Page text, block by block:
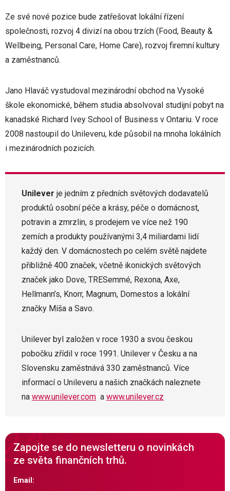
Ze své nové pozice bude zatřešovat lokální řízení
společnosti, rozvoj 4 divizí na obou trzích (Food, Beauty &
Wellbeing, Personal Care, Home Care), rozvoj firemní kultury
a zaměstnanců.
Jano Hlaváč vystudoval mezinárodní obchod na Vysoké
škole ekonomické, během studia absolvoval studijní pobyt na
kanadské Richard Ivey School of Business v Ontariu. V roce
2008 nastoupil do Unileveru, kde působil na mnoha lokálních
i mezinárodních pozicích.
Unilever je jedním z předních světových dodavatelů
produktů osobní péče a krásy, péče o domácnost,
potravin a zmrzlin, s prodejem ve více než 190
zemích a produkty používanými 3,4 miliardami lidí
každý den. V domácnostech po celém světě najdete
přibližně 400 značek, včetně ikonických světových
značek jako Dove, TRESemmé, Rexona, Axe,
Hellmann’s, Knorr, Magnum, Domestos a lokální
značky Míša a Savo.
Unilever byl založen v roce 1930 a svou českou
pobočku zřídil v roce 1991. Unilever v Česku a na
Slovensku zaměstnává 330 zaměstnanců. Více
informací o Unileveru a našich značkách naleznete
na www.unilever.com a www.unilever.cz
Zapojte se do newsletteru o novinkách
ze světa finančních trhů.
Email: